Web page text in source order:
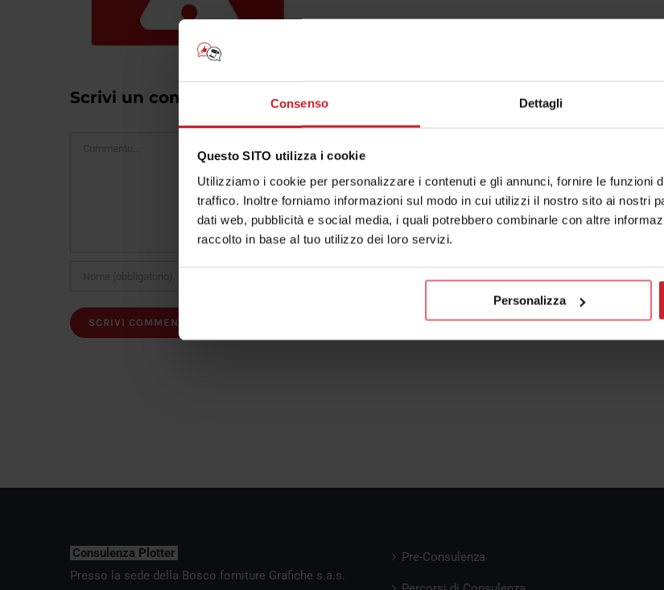
Consenso Dettagli
Questo SITO utilizza i cookie
Utilizziamo i cookie per personalizzare i contenuti e gli annunci, fornire le funzioni
traffico. Inoltre forniamo informazioni sul modo in cui utilizzi il nostro sito ai nostri
dati web, pubblicità e social media, i quali potrebbero combinarle con altre
raccolto in base al tuo utilizzo dei loro servizi.
Personalizza
Scrivi un commento
Consulenza Plotter
Presso la sede della Bosco forniture Grafiche s.a.s.
Pre-Consulenza